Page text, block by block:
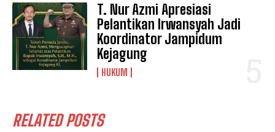
T. Nur Azmi Apresiasi
Pelantikan Irwansyah Jadi
Koordinator Jampidum
Kejagung
HUKUM
RELATED POSTS